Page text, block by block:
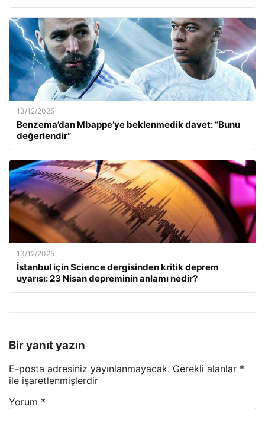
13/12/2025
Benzema’dan Mbappe’ye beklenmedik davet: “Bunu
değerlendir”
13/12/2025
İstanbul için Science dergisinden kritik deprem
uyarısı: 23 Nisan depreminin anlamı nedir?
Bir yanıt yazın
E-posta adresiniz yayınlanmayacak. Gerekli alanlar *
ile işaretlenmişlerdir
Yorum *